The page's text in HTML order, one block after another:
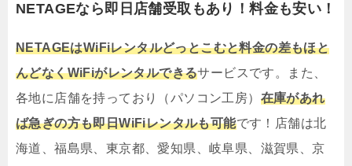
NETAGEなら即日店舗受取もあり！料金も安い！
NETAGEはWiFiレンタルどっとこむと料金の差もほと
んどなくWiFiがレンタルできるサービスです。また、
各地に店舗を持っており（パソコン工房） 在庫があれ
ば急ぎの方も即日WiFiレンタルも可能です！店舗は北
海道、福島県、東京都、愛知県、岐阜県、滋賀県、京